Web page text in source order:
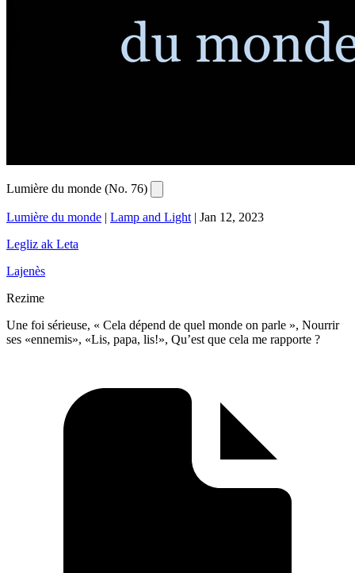
Lumière du monde (No. 76)
Lumière du monde | Lamp and Light | Jan 12, 2023
Legliz ak Leta
Lajenès
Rezime
Une foi sérieuse, « Cela dépend de quel monde on parle », Nourrir
ses «ennemis», «Lis, papa, lis!», Qu’est que cela me rapporte ?